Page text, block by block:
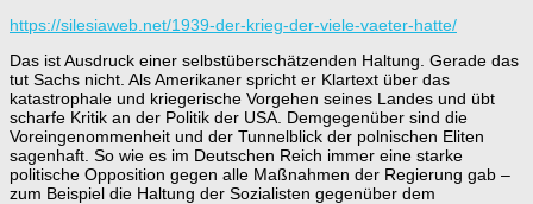
https://silesiaweb.net/1939-der-krieg-der-viele-vaeter-hatte/
Das ist Ausdruck einer selbstüberschätzenden Haltung. Gerade das
tut Sachs nicht. Als Amerikaner spricht er Klartext über das
katastrophale und kriegerische Vorgehen seines Landes und übt
scharfe Kritik an der Politik der USA. Demgegenüber sind die
Voreingenommenheit und der Tunnelblick der polnischen Eliten
sagenhaft. So wie es im Deutschen Reich immer eine starke
politische Opposition gegen alle Maßnahmen der Regierung gab –
zum Beispiel die Haltung der Sozialisten gegenüber dem